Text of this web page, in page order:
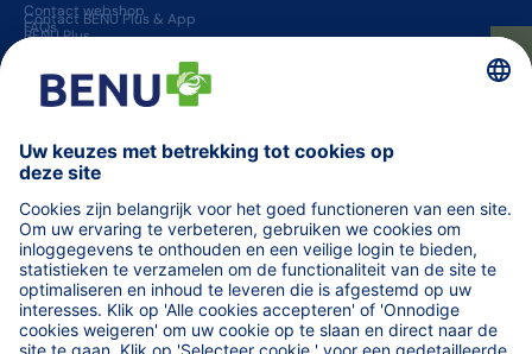
Contact webshop
Contact BENU Plus & App
FAQs
BENU Plus
BENU App
BENU apotheken
Overige informatie
Blogs
Helena
TARIEVEN terugbetaalde zorg
Vind een apotheek (van wacht)
Orde der Apothekers
Code van farmaceutische plichtenleer
fagg
MINT - Zorgprofessionals
Medisch materiaal voor professionals
WeCarePro - Infosite voor zorgprofessionals
Algemene voorwaarden
AV online apotheek
AV in de apotheek
★ Beoordelingen